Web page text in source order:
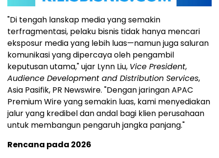
"Di tengah lanskap media yang semakin
terfragmentasi, pelaku bisnis tidak hanya mencari
eksposur media yang lebih luas—namun juga saluran
komunikasi yang dipercaya oleh pengambil
keputusan utama," ujar Lynn Liu, Vice President,
Audience Development and Distribution Services,
Asia Pasifik, PR Newswire. "Dengan jaringan APAC
Premium Wire yang semakin luas, kami menyediakan
jalur yang kredibel dan andal bagi klien perusahaan
untuk membangun pengaruh jangka panjang."
Rencana pada 2026